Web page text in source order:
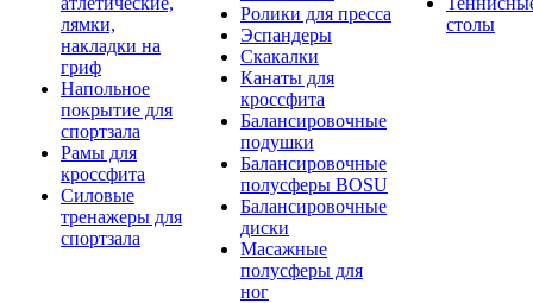
лямки,
накладки на
гриф
Напольное
покрытие для
спортзала
Рамы для
кроссфита
Силовые
тренажеры для
спортзала
Ролики для пресса
Эспандеры
Скакалки
Канаты для
кроссфита
Балансировочные
подушки
Балансировочные
полусферы BOSU
Балансировочные
диски
Масажные
полусферы для
ног
столы